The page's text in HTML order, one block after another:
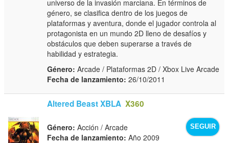
universo de la invasión marciana. En términos de
género, se clasifica dentro de los juegos de
plataformas y aventura, donde el jugador controla al
protagonista en un mundo 2D lleno de desafíos y
obstáculos que deben superarse a través de
habilidad y estrategia.
Género: Arcade / Plataformas 2D / Xbox Live Arcade
Fecha de lanzamiento: 26/10/2011
Altered Beast XBLA X360
SEGUIR
Género: Acción / Arcade
Fecha de lanzamiento: Año 2009